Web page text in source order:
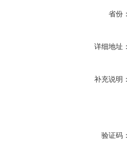
省份
详细地址
补充说明
验证码